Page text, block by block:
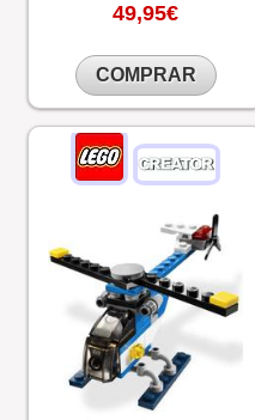
49,95€
COMPRAR